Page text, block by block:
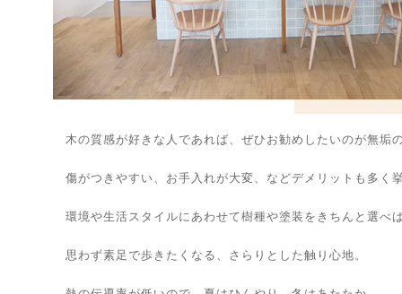
木の質感が好きな人であれば、ぜひお勧めしたいのが無垢
傷がつきやすい、お手入れが大変、などデメリットも多く
環境や生活スタイルにあわせて樹種や塗装をきちんと選べ
思わず素足で歩きたくなる、さらりとした触り心地。